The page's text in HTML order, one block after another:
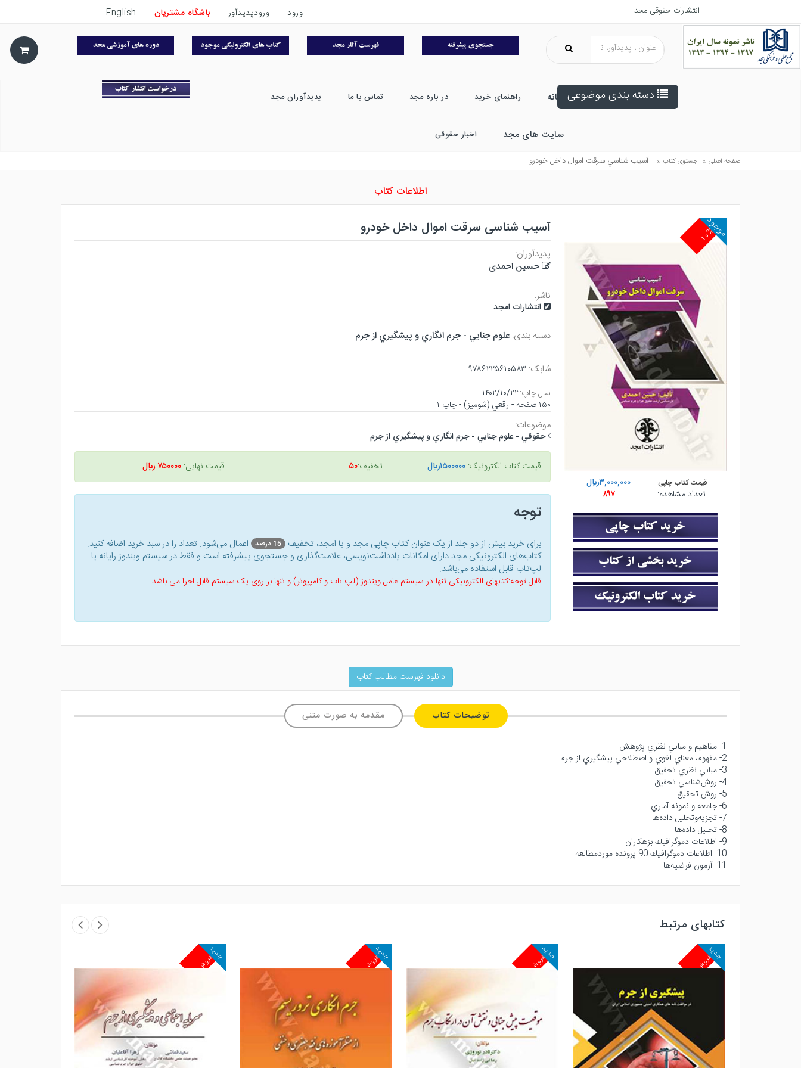
انتشارات حقوقی مجد ورود ورودپدیدآور باشگاه مشتریان English
دسته بندی موضوعی خانه راهنمای خرید در باره مجد تماس با ما پدیدآوران مجد
سایت های مجد اخبار حقوقی
صفحه اصلی » جستوی کتاب » آسيب شناسي سرقت اموال داخل خودرو
اطلاعات کتاب
۱۰%
موجود
قیمت کتاب چاپی:
۳,۰۰۰,۰۰۰ريال
تعداد مشاهده:
۸۹۷
آسیب شناسی سرقت اموال داخل خودرو
پدیدآوران:
حسین احمدی
ناشر:
انتشارات امجد
دسته بندی:علوم جنايي - جرم انگاري و پيشگيري از جرم
شابک: ۹۷۸۶۲۲۵۶۱۰۵۸۳
سال چاپ:۱۴۰۲/۱۰/۲۳
۱۵۰ صفحه - رقعي (شوميز) - چاپ ۱
موضوعات:
حقوقي - علوم جنايي - جرم انگاري و پيشگيري از جرم
قیمت کتاب الکترونیک:۱۵۰۰۰۰۰ريال تخفیف:۵۰ قیمت نهایی:۷۵۰۰۰۰ ريال
توجه
برای خرید بیش از دو جلد از یک عنوان کتاب‌ چاپی مجد و یا امجد، تخفیف 15 درصد
اعمال می‌شود. تعداد را در سبد خرید اضافه کنید.
کتاب‌های الکترونیکی مجد دارای امکانات یادداشت‌نویسی، علامت‌گذاری و جستجوی پیشرفته است و فقط در سیستم ویندوز رایانه یا
لپ‌تاب قابل استفاده می‌باشد.
قابل توجه:کتابهای الکترونیکی تنها در سیستم عامل ویندوز (لپ تاب و کامپیوتر) و تنها بر روی یک سیستم قابل اجرا می باشد
دانلود فهرست مطالب کتاب
توضیحات کتاب مقدمه به صورت متنی
1- مفاهيم و مباني نظري پژوهش
2- مفهوم، معناي لغوي و اصطلاحي پيشگيري از جرم
3- مباني نظري تحقيق
4- روش‌شناسي تحقيق
5- روش تحقيق
6- جامعه و نمونه آماري
7- تجزيه‌وتحليل داده‌ها
8- تحليل داده‌ها
9- اطلاعات دموگرافيك بزهكاران
10- اطلاعات دموگرافيك 90 پرونده موردمطالعه
11- آزمون فرضيه‌ها
کتابهای مرتبط
پرفروش
جدید پرفروش
جدید پرفروش
جدید پرفروش
جدید